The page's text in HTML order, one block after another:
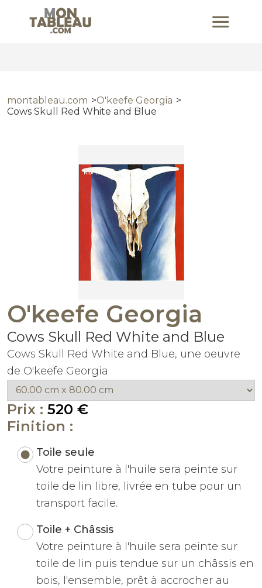
montableau.com
O'keefe Georgia
Cows Skull Red White and Blue
O'keefe Georgia
Cows Skull Red White and Blue
Cows Skull Red White and Blue, une oeuvre
de O'keefe Georgia
Prix : 520 €
Finition :
Toile seule
Votre peinture à l'huile sera peinte sur
toile de lin libre, livrée en tube pour un
transport facile.
Toile + Châssis
Votre peinture à l'huile sera peinte sur
toile de lin puis tendue sur un châssis en
bois, l'ensemble, prêt à accrocher au